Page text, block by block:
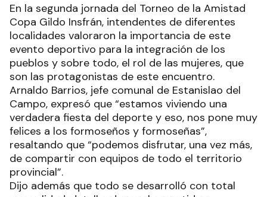
En la segunda jornada del Torneo de la Amistad
Copa Gildo Insfrán, intendentes de diferentes
localidades valoraron la importancia de este
evento deportivo para la integración de los
pueblos y sobre todo, el rol de las mujeres, que
son las protagonistas de este encuentro.
Arnaldo Barrios, jefe comunal de Estanislao del
Campo, expresó que “estamos viviendo una
verdadera fiesta del deporte y eso, nos pone muy
felices a los formoseños y formoseñas”,
resaltando que “podemos disfrutar, una vez más,
de compartir con equipos de todo el territorio
provincial”.
Dijo además que todo se desarrolló con total